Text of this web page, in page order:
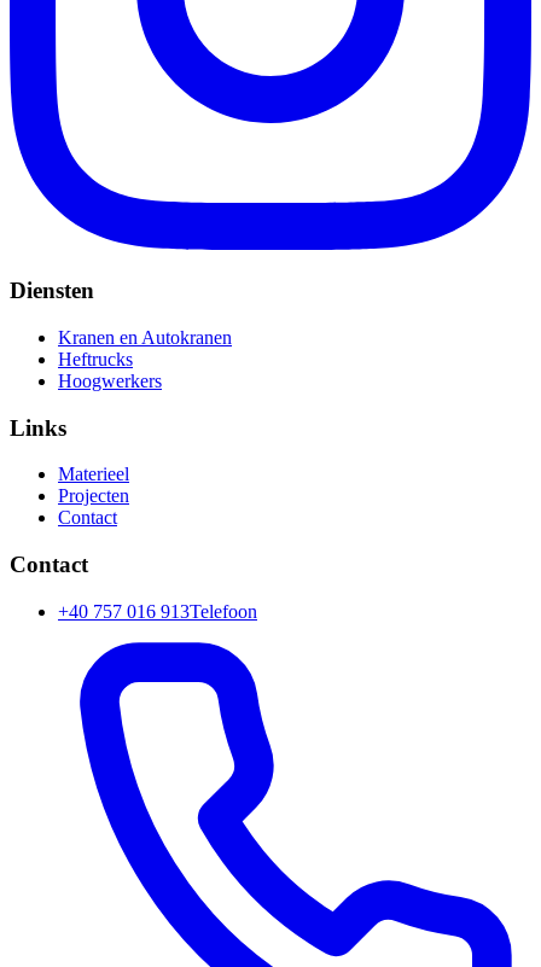
Diensten
Kranen en Autokranen
Heftrucks
Hoogwerkers
Links
Materieel
Projecten
Contact
Contact
+40 757 016 913Telefoon